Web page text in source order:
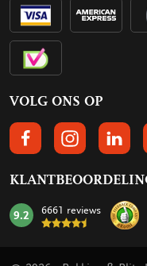
VOLG ONS OP
VOLGS ONS OP
VOLG ONS
mark:
9.2 6661 reviews